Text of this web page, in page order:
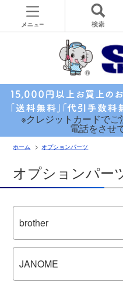
※クレジットカードでご
電話をさせ
ホーム オプションパーツ
オプションパー
brother
JANOME